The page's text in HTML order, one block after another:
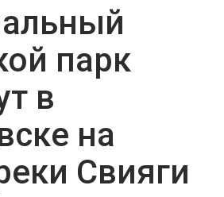
парк
в
на
Свияги